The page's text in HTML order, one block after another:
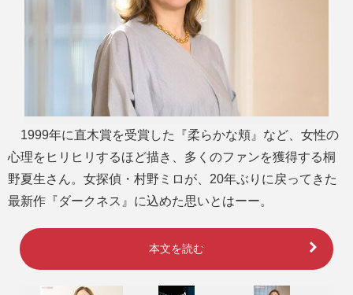
1999年に直木賞を受賞した『柔らかな頬』など、女性の
心理をヒリヒリするほど描き、多くのファンを獲得する桐
野夏生さん。女探偵・村野ミロが、20年ぶりに戻ってきた
最新作『ダークネス』に込めた思いとはーー。
本文を読む